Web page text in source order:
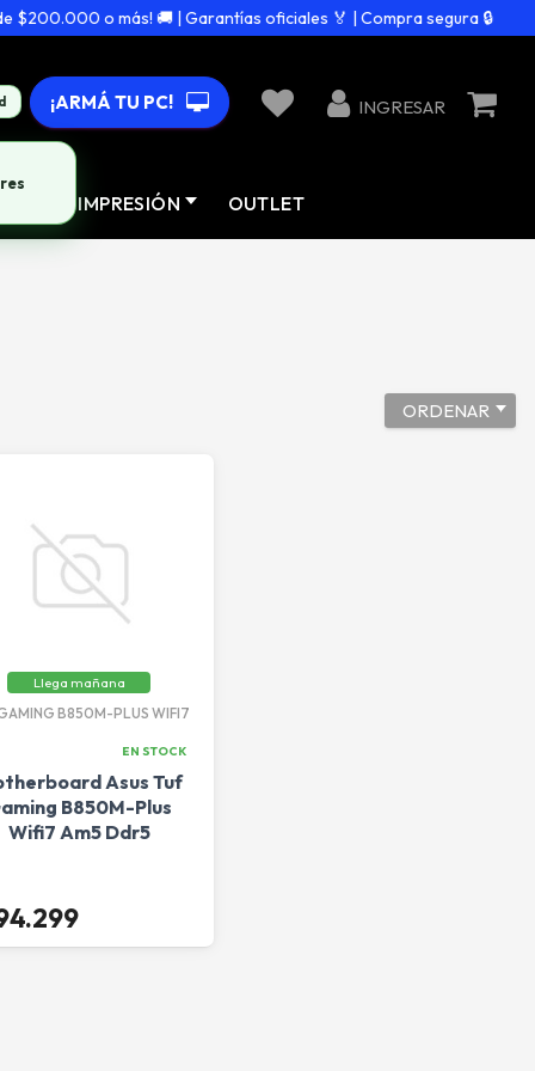
o más! 🚚 | Garantías oficiales 🏅 | Compra segura 🔒
¡ARMÁ TU PC! INGRESAR
IMPRESIÓN OUTLET
ORDENAR
Llega mañana
B850M-PLUS WIFI7
EN STOCK
Asus Tuf
B850M-Plus
Wifi7 Am5 Ddr5